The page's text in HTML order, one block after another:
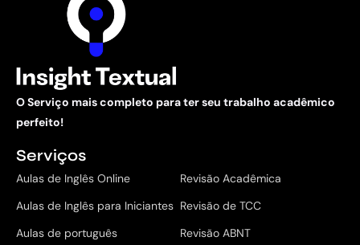
O Serviço mais completo para ter seu trabalho acadêmico
perfeito!
Serviços
Aulas de Inglês Online
Aulas de Inglês para Iniciantes
Aulas de português
Revisão Acadêmica
Revisão de TCC
Revisão ABNT